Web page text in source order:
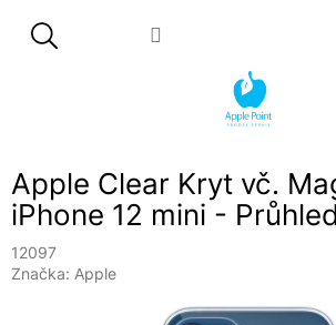
Apple Clear Kryt vč.
iPhone 12 mini -
12097
Značka: Apple